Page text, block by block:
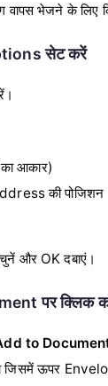
वापस भेजने के लिए
सेट करें
आकार)
की पोजिशन
और OK दबाएं।
पर क्लिक
to
जिसमें ऊपर